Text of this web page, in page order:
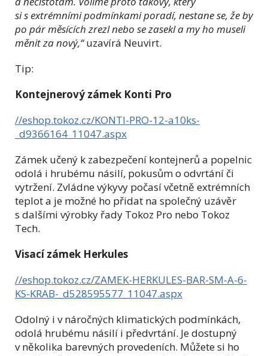
si s extrémními podmínkami poradí, nestane se, že by
po pár měsících zrezl nebo se zasekl a my ho museli
měnit za nový,“uzavírá Neuvirt.
Tip:
Kontejnerový zámek Konti Pro
//eshop.tokoz.cz/KONTI-PRO-12-a10ks-
_d9366164_11047.aspx
Zámek učený k zabezpečení kontejnerů a popelnic
odolá i hrubému násilí, pokusům o odvrtání či
vytržení. Zvládne výkyvy počasí včetně extrémních
teplot a je možné ho přidat na společný uzávěr
s dalšími výrobky řady Tokoz Pro nebo Tokoz
Tech.
Visací zámek Herkules
//eshop.tokoz.cz/ZAMEK-HERKULES-BAR-SM-A-6-
KS-KRAB-_d528595577_11047.aspx
Odolný i v náročných klimatických podmínkách,
odolá hrubému násilí i předvrtání. Je dostupný
v několika barevných provedeních. Můžete si ho